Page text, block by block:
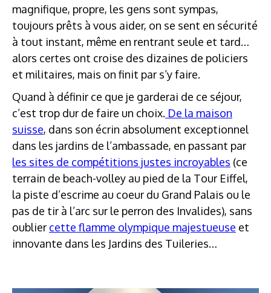
magnifique, propre, les gens sont sympas,
toujours prêts à vous aider, on se sent en sécurité
à tout instant, même en rentrant seule et tard…
alors certes ont croise des dizaines de policiers
et militaires, mais on finit par s’y faire.
Quand à définir ce que je garderai de ce séjour,
c’est trop dur de faire un choix. De la maison
suisse, dans son écrin absolument exceptionnel
dans les jardins de l’ambassade, en passant par
les sites de compétitions justes incroyables (ce
terrain de beach-volley au pied de la Tour Eiffel,
la piste d’escrime au coeur du Grand Palais ou le
pas de tir à l’arc sur le perron des Invalides), sans
oublier cette flamme olympique majestueuse et
innovante dans les Jardins des Tuileries…